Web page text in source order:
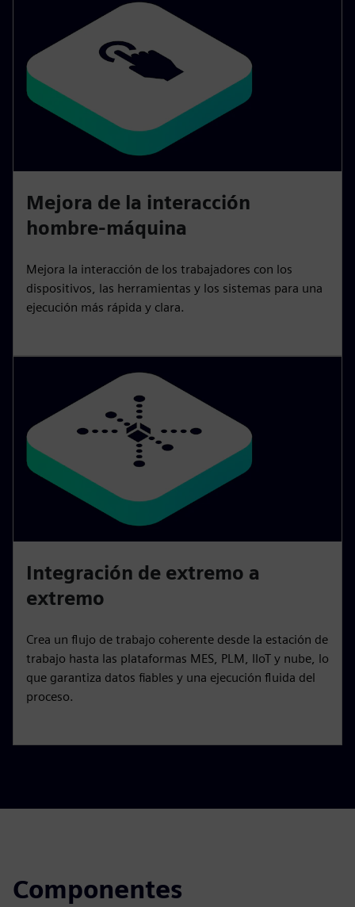
Mejora de la interacción
hombre-máquina
Mejora la interacción de los trabajadores con los
dispositivos, las herramientas y los sistemas para una
ejecución más rápida y clara.
Integración de extremo a
extremo
Crea un flujo de trabajo coherente desde la estación de
trabajo hasta las plataformas MES, PLM, IIoT y nube, lo
que garantiza datos fiables y una ejecución fluida del
proceso.
Componentes